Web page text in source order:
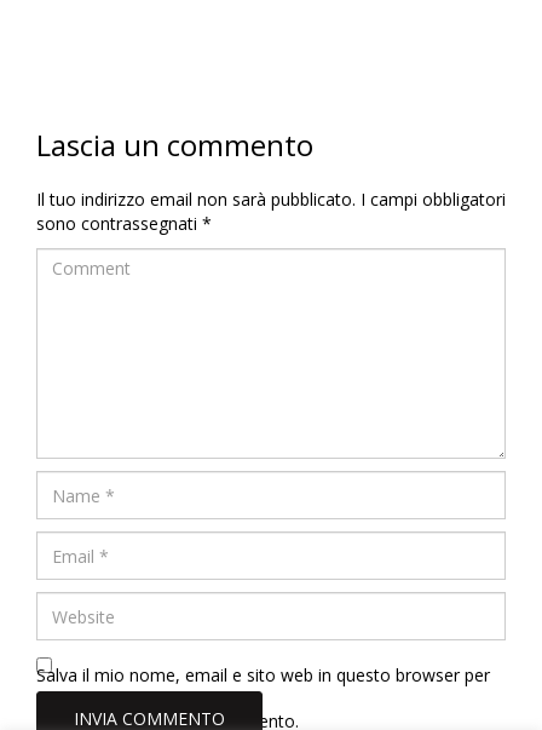
Lascia un commento
Il tuo indirizzo email non sarà pubblicato. I campi obbligatori
sono contrassegnati *
Salva il mio nome, email e sito web in questo browser per
la prossima volta che commento.